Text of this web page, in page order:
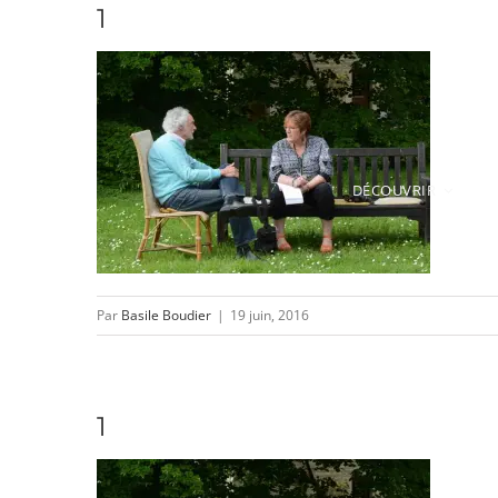
DÉCOUVRIR
1
Par Basile Boudier | 19 juin, 2016
1